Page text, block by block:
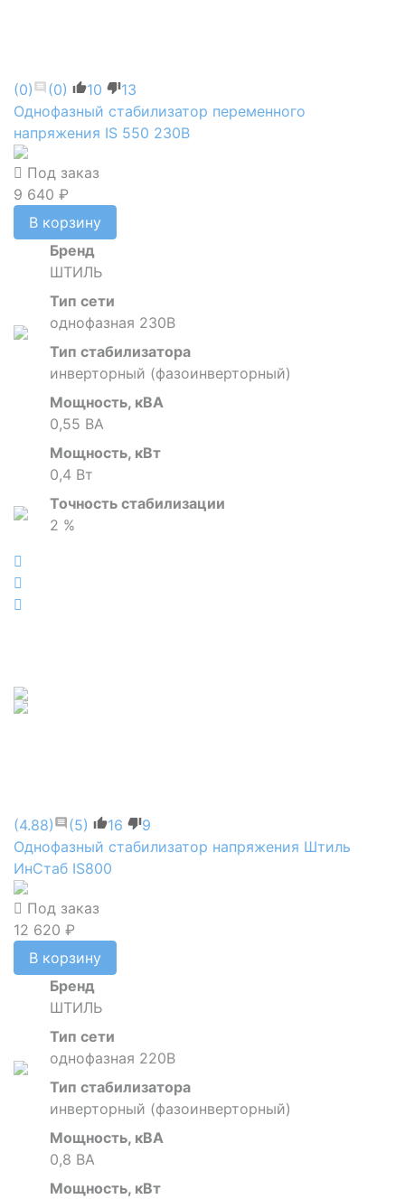
(0) (0) 10
13
Однофазный стабилизатор переменного
напряжения IS 550 230В
Под заказ
9 640 ₽
В корзину
Бренд
ШТИЛЬ
Тип сети
однофазная 230В
Тип стабилизатора
инверторный (фазоинверторный)
Мощность, кВА
0,55 ВА
Мощность, кВт
0,4 Вт
Точность стабилизации
2 %
(4.88) (5) 16
9
Однофазный стабилизатор напряжения Штиль
ИнСтаб IS800
Под заказ
12 620 ₽
В корзину
Бренд
ШТИЛЬ
Тип сети
однофазная 220В
Тип стабилизатора
инверторный (фазоинверторный)
Мощность, кВА
0,8 ВА
Мощность, кВт